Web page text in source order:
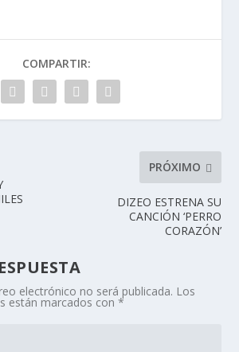
COMPARTIR:
PRÓXIMO
DIZEO ESTRENA SU
CANCIÓN ‘PERRO
CORAZÓN’
electrónico no será publicada. Los
están marcados con*